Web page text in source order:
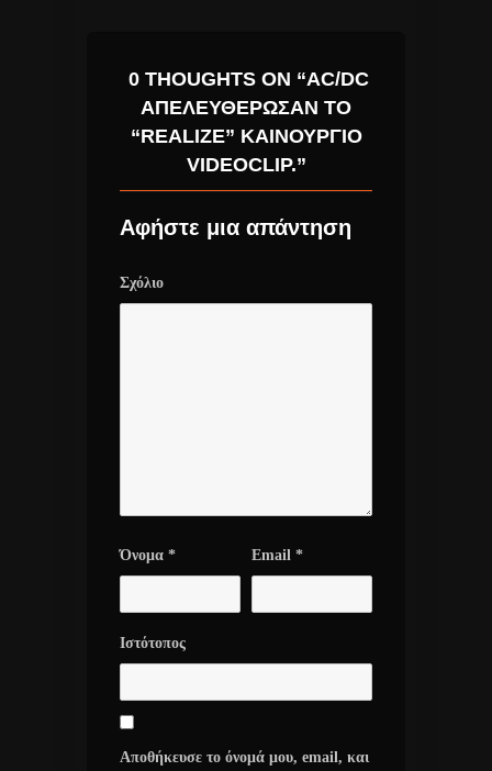
0 THOUGHTS ON “AC/DC
ΑΠΕΛΕΥΘΈΡΩΣΑΝ ΤΟ
“REALIZE” ΚΑΙΝΟΎΡΓΙΟ
VIDEOCLIP.”
Αφήστε μια απάντηση
Σχόλιο
Όνομα * Email *
Ιστότοπος
Αποθήκευσε το όνομά μου, email, και